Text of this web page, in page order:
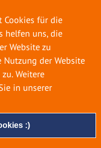
zieht es die Einen
dann doch
für eine längere
es einige Dinge zu
eine böse
Um einen
Urlaub zu […]
:)
Cookies für die
helfen uns, die
Website zu
Nutzung der Website
Weitere
in unserer